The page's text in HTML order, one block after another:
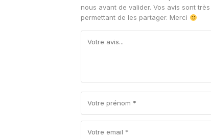
Notes de fondCe sont les notes les
apparaissent en dernier et restent
tenue, chaleur et caractère au parfum.
nous avant de valider. Vos avis sont
permettant de les partager. Merci